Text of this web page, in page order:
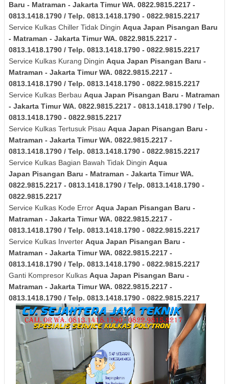
Baru - Matraman - Jakarta TimurWA. 0822.9815.2217 -
0813.1418.1790 / Telp. 0813.1418.1790 - 0822.9815.2217
Service Kulkas Chiller Tidak Dingin Aqua Japan Pisangan Baru
- Matraman - Jakarta TimurWA. 0822.9815.2217 -
0813.1418.1790 / Telp. 0813.1418.1790 - 0822.9815.2217
Service Kulkas Kurang Dingin Aqua Japan Pisangan Baru -
Matraman - Jakarta TimurWA. 0822.9815.2217 -
0813.1418.1790 / Telp. 0813.1418.1790 - 0822.9815.2217
Service Kulkas Berbau Aqua Japan Pisangan Baru - Matraman
- Jakarta TimurWA. 0822.9815.2217 - 0813.1418.1790 / Telp.
0813.1418.1790 - 0822.9815.2217
Service Kulkas Tertusuk Pisau Aqua Japan Pisangan Baru -
Matraman - Jakarta TimurWA. 0822.9815.2217 -
0813.1418.1790 / Telp. 0813.1418.1790 - 0822.9815.2217
Service Kulkas Bagian Bawah Tidak Dingin Aqua
Japan Pisangan Baru - Matraman - Jakarta TimurWA.
0822.9815.2217 - 0813.1418.1790 / Telp. 0813.1418.1790 -
0822.9815.2217
Service Kulkas Kode Error Aqua Japan Pisangan Baru -
Matraman - Jakarta TimurWA. 0822.9815.2217 -
0813.1418.1790 / Telp. 0813.1418.1790 - 0822.9815.2217
Service Kulkas Inverter Aqua Japan Pisangan Baru -
Matraman - Jakarta TimurWA. 0822.9815.2217 -
0813.1418.1790 / Telp. 0813.1418.1790 - 0822.9815.2217
Ganti Kompresor Kulkas Aqua Japan Pisangan Baru -
Matraman - Jakarta TimurWA. 0822.9815.2217 -
0813.1418.1790 / Telp. 0813.1418.1790 - 0822.9815.2217